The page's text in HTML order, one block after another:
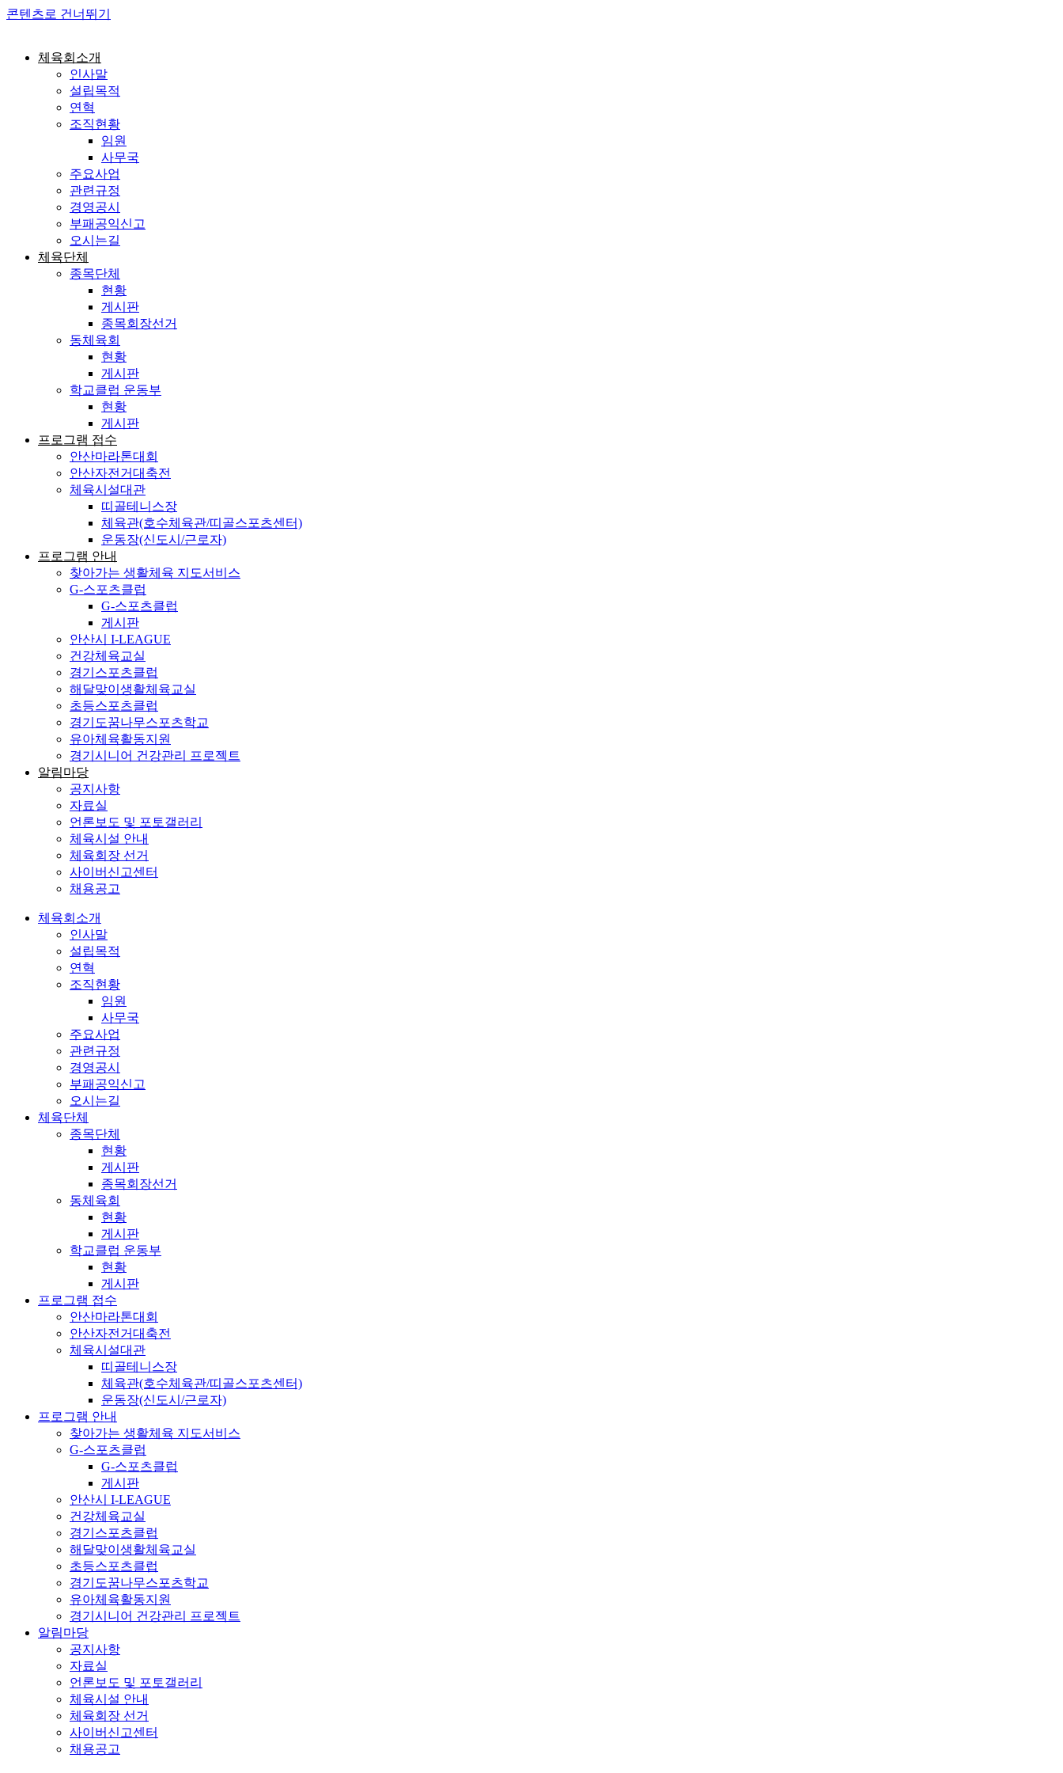
콘텐츠로 건너뛰기
체육회소개
인사말
설립목적
연혁
조직현황
임원
사무국
주요사업
관련규정
경영공시
부패공익신고
오시는길
체육단체
종목단체
현황
게시판
종목회장선거
동체육회
현황
게시판
학교클럽 운동부
현황
게시판
프로그램 접수
안산마라톤대회
안산자전거대축전
체육시설대관
띠골테니스장
체육관(호수체육관/띠골스포츠센터)
운동장(신도시/근로자)
프로그램 안내
찾아가는 생활체육 지도서비스
G-스포츠클럽
G-스포츠클럽
게시판
안산시 I-LEAGUE
건강체육교실
경기스포츠클럽
해달맞이생활체육교실
초등스포츠클럽
경기도꿈나무스포츠학교
유아체육활동지원
경기시니어 건강관리 프로젝트
알림마당
공지사항
자료실
언론보도 및 포토갤러리
체육시설 안내
체육회장 선거
사이버신고센터
채용공고
체육회소개
인사말
설립목적
연혁
조직현황
임원
사무국
주요사업
관련규정
경영공시
부패공익신고
오시는길
체육단체
종목단체
현황
게시판
종목회장선거
동체육회
현황
게시판
학교클럽 운동부
현황
게시판
프로그램 접수
안산마라톤대회
안산자전거대축전
체육시설대관
띠골테니스장
체육관(호수체육관/띠골스포츠센터)
운동장(신도시/근로자)
프로그램 안내
찾아가는 생활체육 지도서비스
G-스포츠클럽
G-스포츠클럽
게시판
안산시 I-LEAGUE
건강체육교실
경기스포츠클럽
해달맞이생활체육교실
초등스포츠클럽
경기도꿈나무스포츠학교
유아체육활동지원
경기시니어 건강관리 프로젝트
알림마당
공지사항
자료실
언론보도 및 포토갤러리
체육시설 안내
체육회장 선거
사이버신고센터
채용공고